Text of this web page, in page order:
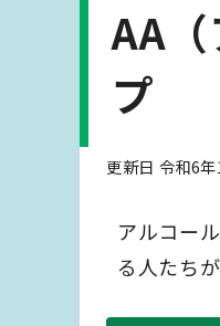
AA
プ
更新日 令和6
アルコー
る人たち